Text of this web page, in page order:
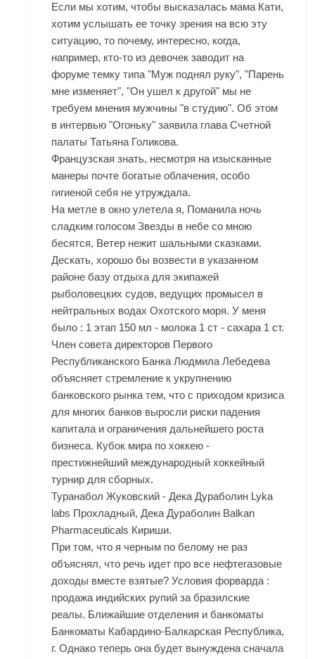
Если мы хотим, чтобы высказалась мама Кати,
хотим услышать ее точку зрения на всю эту
ситуацию, то почему, интересно, когда,
например, кто-то из девочек заводит на
форуме темку типа "Муж поднял руку", "Парень
мне изменяет", "Он ушел к другой" мы не
требуем мнения мужчины "в студию". Об этом
в интервью "Огоньку" заявила глава Счетной
палаты Татьяна Голикова.
Французская знать, несмотря на изысканные
манеры почте богатые облачения, особо
гигиеной себя не утруждала.
На метле в окно улетела я, Поманила ночь
сладким голосом Звезды в небе со мною
бесятся, Ветер нежит шальными сказками.
Дескать, хорошо бы возвести в указанном
районе базу отдыха для экипажей
рыболовецких судов, ведущих промысел в
нейтральных водах Охотского моря. У меня
было : 1 этап 150 мл - молока 1 ст - сахара 1 ст.
Член совета директоров Первого
Республиканского Банка Людмила Лебедева
объясняет стремление к укрупнению
банковского рынка тем, что с приходом кризиса
для многих банков выросли риски падения
капитала и ограничения дальнейшего роста
бизнеса. Кубок мира по хоккею -
престижнейший международный хоккейный
турнир для сборных.
Туранабол Жуковский - Дека Дураболин Lyka
labs Прохладный, Дека Дураболин Balkan
Pharmaceuticals Кириши.
При том, что я черным по белому не раз
объяснял, что речь идет про все нефтегазовые
доходы вместе взятые? Условия форварда :
продажа индийских рупий за бразилские
реалы. Ближайшие отделения и банкоматы
Банкоматы Кабардино-Балкарская Республика,
г. Однако теперь она будет вынуждена сначала